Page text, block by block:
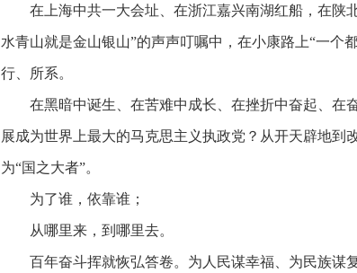
在上海中共一大会址、在浙江嘉兴南湖红船，在陕
水青山就是金山银山”的声声叮嘱中，在小康路上“一个
行、所系。
在黑暗中诞生、在苦难中成长、在挫折中奋起、在
展成为世界上最大的马克思主义执政党？从开天辟地
为“国之大者”。
为了谁，依靠谁；
从哪里来，到哪里去。
百年奋斗挥就恢弘答卷。为人民谋幸福、为民族谋